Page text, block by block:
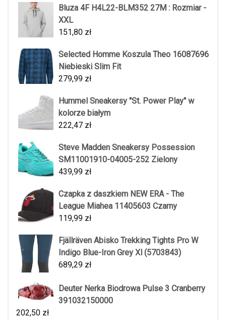
Bluza 4F H4L22-BLM352 27M : Rozmiar -
XXL
151,80 zł
Selected Homme Koszula Theo 16087696
Niebieski Slim Fit
279,99 zł
Hummel Sneakersy "St. Power Play" w
kolorze białym
222,47 zł
Steve Madden Sneakersy Possession
SM11001910-04005-252 Zielony
439,99 zł
Czapka z daszkiem NEW ERA - The
League Miahea 11405603 Czarny
119,99 zł
Fjällräven Abisko Trekking Tights Pro W
Indigo Blue-Iron Grey Xl (5703843)
689,29 zł
Deuter Nerka Biodrowa Pulse 3 Cranberry
391032150000
202,50 zł